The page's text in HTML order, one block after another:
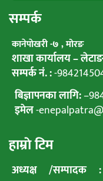
सम्पर्क
कानेपाेखरी -७ , मोरङ
शाखा कार्यालय –
सम्पर्क नं. :-
बिज्ञापनका लागि:–
इमेल-
हाम्राे टिम
अध्यक्ष /सम्पादक :